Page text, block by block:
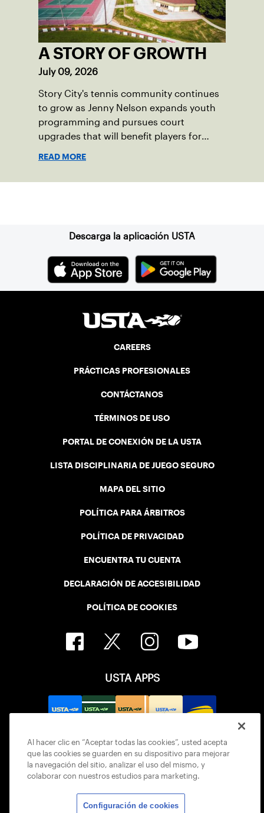
A STORY OF GROWTH
July 09, 2026
Story City's tennis community continues
to grow as Jenny Nelson expands youth
programming and pursues court
upgrades that will benefit players for
READ MORE
Descarga la aplicación USTA
CAREERS
PRÁCTICAS PROFESIONALES
CONTÁCTANOS
TÉRMINOS DE USO
PORTAL DE CONEXIÓN DE LA USTA
LISTA DISCIPLINARIA DE JUEGO SEGURO
MAPA DEL SITIO
POLÍTICA PARA ÁRBITROS
POLÍTICA DE PRIVACIDAD
ENCUENTRA TU CUENTA
DECLARACIÓN DE ACCESIBILIDAD
POLÍTICA DE COOKIES
USTA APPS
Al hacer clic en “Aceptar todas las cookies”, usted acepta
que las cookies se guarden en su dispositivo para mejorar
la navegación del sitio, analizar el uso del mismo, y
colaborar con nuestros estudios para marketing.
Configuración de cookies